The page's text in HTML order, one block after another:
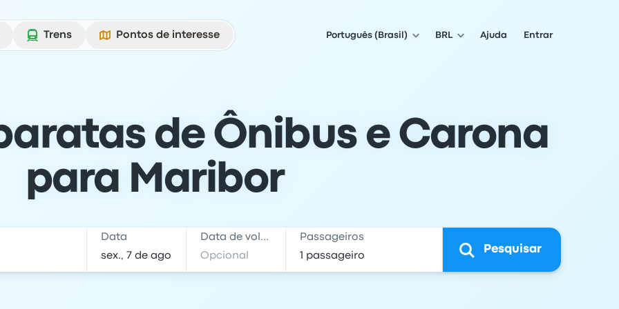
Trens Pontos de interesse Português (Brasil) BRL Ajuda Entrar
de Ônibus e Carona
para Maribor
Data Data de volta Passageiros
Pesquisar